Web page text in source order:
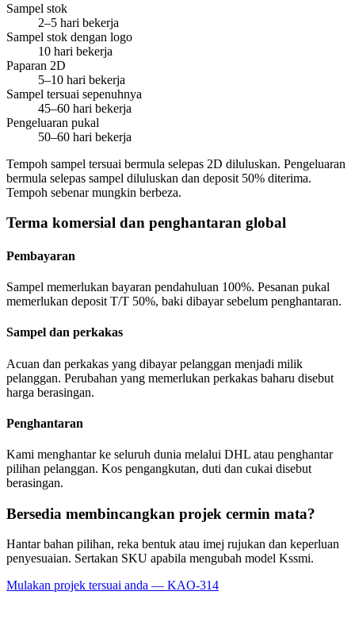
Sampel stok
2–5 hari bekerja
Sampel stok dengan logo
10 hari bekerja
Paparan 2D
5–10 hari bekerja
Sampel tersuai sepenuhnya
45–60 hari bekerja
Pengeluaran pukal
50–60 hari bekerja
Tempoh sampel tersuai bermula selepas 2D diluluskan. Pengeluaran
bermula selepas sampel diluluskan dan deposit 50% diterima.
Tempoh sebenar mungkin berbeza.
Terma komersial dan penghantaran global
Pembayaran
Sampel memerlukan bayaran pendahuluan 100%. Pesanan pukal
memerlukan deposit T/T 50%, baki dibayar sebelum penghantaran.
Sampel dan perkakas
Acuan dan perkakas yang dibayar pelanggan menjadi milik
pelanggan. Perubahan yang memerlukan perkakas baharu disebut
harga berasingan.
Penghantaran
Kami menghantar ke seluruh dunia melalui DHL atau penghantar
pilihan pelanggan. Kos pengangkutan, duti dan cukai disebut
berasingan.
Bersedia membincangkan projek cermin mata?
Hantar bahan pilihan, reka bentuk atau imej rujukan dan keperluan
penyesuaian. Sertakan SKU apabila mengubah model Kssmi.
Mulakan projek tersuai anda — KAO-314